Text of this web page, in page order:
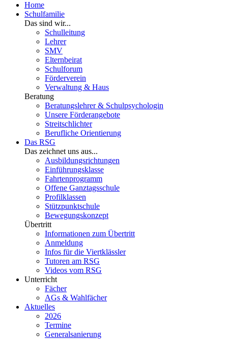
Home
Schulfamilie
Das sind wir...
Schulleitung
Lehrer
SMV
Elternbeirat
Schulforum
Förderverein
Verwaltung & Haus
Beratung
Beratungslehrer & Schulpsychologin
Unsere Förderangebote
Streitschlichter
Berufliche Orientierung
Das RSG
Das zeichnet uns aus...
Ausbildungsrichtungen
Einführungsklasse
Fahrtenprogramm
Offene Ganztagsschule
Profilklassen
Stützpunktschule
Bewegungskonzept
Übertritt
Informationen zum Übertritt
Anmeldung
Infos für die Viertklässler
Tutoren am RSG
Videos vom RSG
Unterricht
Fächer
AGs & Wahlfächer
Aktuelles
2026
Termine
Generalsanierung